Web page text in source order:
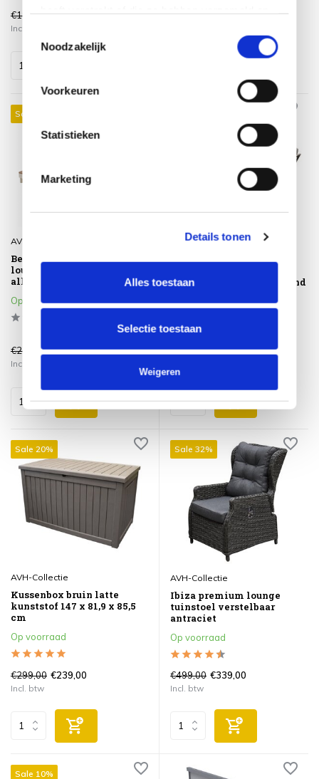
Noodzakelijk
Voorkeuren
Statistieken
Marketing
Details tonen
Alles toestaan
Selectie toestaan
Weigeren
€199,00 €119,00
Incl. btw
€779,00 €455,00
Sale 37%
AVH-Collectie
Bellezza organische hoek
loungeset 4 delig
alliminium latte zand
Op voorraad
€2.849,00 €1.799,00
Incl. btw
AVH-Collectie
Saigon stoel bank dining
verstelbare tafel latte zand
€2.099,00 €1.499,00
Sale 20%
AVH-Collectie
Kussenbox bruin latte
kunststof 147 x 81,9 x 85,5
cm
Op voorraad
€299,00 €239,00
Incl. btw
Sale 32%
AVH-Collectie
Ibiza premium lounge
tuinstoel verstelbaar
antraciet
Op voorraad
€499,00 €339,00
Incl. btw
Sale 10%